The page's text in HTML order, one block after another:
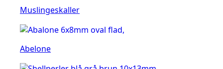
Muslingeskaller
Abelone